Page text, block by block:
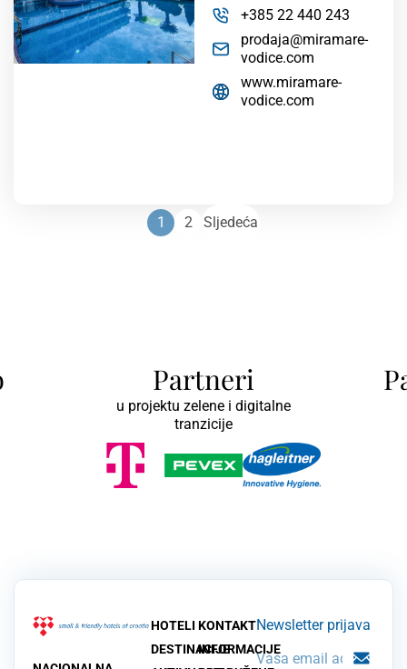
+385 22 440 243
prodaja@miramare-
vodice.com
www.miramare-
vodice.com
1 2 Sljedeća
Partneri
u projektu zelene i digitalne
tranzicije
HOTELI
DESTINACIJE
KONTAKT
INFORMACIJE
Newsletter prijava